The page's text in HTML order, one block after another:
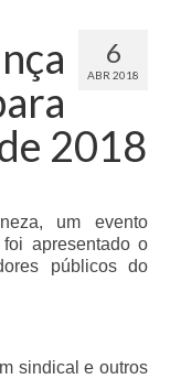
do Estado
Sindsppen
6
ABR 2018
2018
um evento
apresentado o
públicos do
sindical e outros